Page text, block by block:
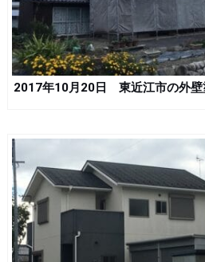
2017年10月20日 東近江市の外壁